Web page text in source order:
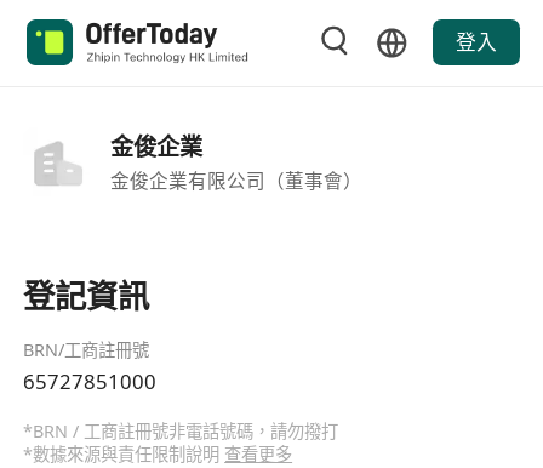
登入
金俊企業
金俊企業有限公司（董事會）
登記資訊
BRN/工商註冊號
65727851000
*BRN / 工商註冊號非電話號碼，請勿撥打
*數據來源與責任限制說明 查看更多